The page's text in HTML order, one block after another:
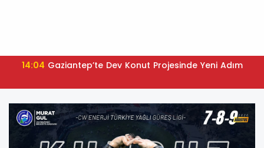
14:04 Gaziantep’te Dev Konut Projesinde Yeni Adım